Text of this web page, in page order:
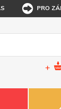
PRO
+